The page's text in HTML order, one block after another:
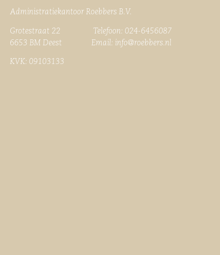
Administratiekantoor Roebbers B.V.
Grotestraat 22 Telefoon: 024-6456087
6653 BM Deest Email: info@roebbers.nl
KVK: 09103133